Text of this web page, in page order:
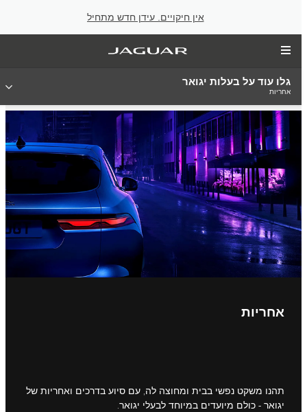
אין חיקויים. עידן חדש מתחיל
גלו עוד על בעלות יגואר
אחריות
אחריות
תהנו משקט נפשי בבית ומחוצה לה, עם סיוע בדרכים ואחריות של
יגואר - כולם מיועדים במיוחד לבעלי יגואר.